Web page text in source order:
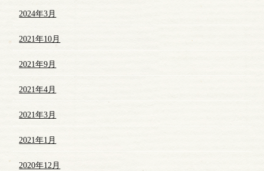
2024年3月
2021年10月
2021年9月
2021年4月
2021年3月
2021年1月
2020年12月